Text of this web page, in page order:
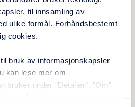
til innsamling av
ulike formål. Forhåndsbestemt
cookies.
bruk av informasjonskapsler
kan lese mer om
bruker under "Detaljer", "Om"
satt på plassen foran
øyeblikk.
kamp Vibeke Drivdal har
ikke så rent lite Blå Kors-
svært mange kan fortelle
og vanskelige utfordringer,
bli satt ut.